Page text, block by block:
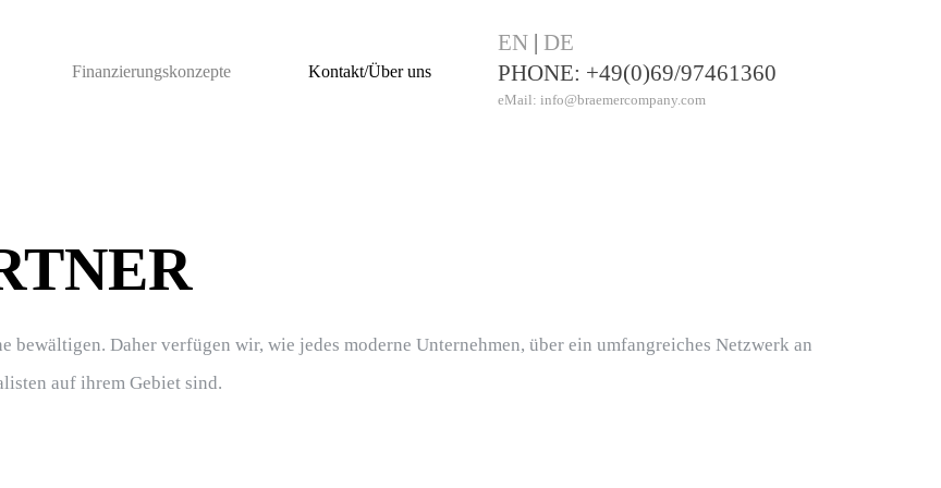
Finanzierungskonzepte Kontakt/Über uns PHONE: +49(0)69/97461360
eMail: info@braemercompany.com
EN | DE
Daher verfügen wir, wie jedes moderne Unternehmen, über ein umfangreiches Netzwerk an
auf ihrem Gebiet sind.